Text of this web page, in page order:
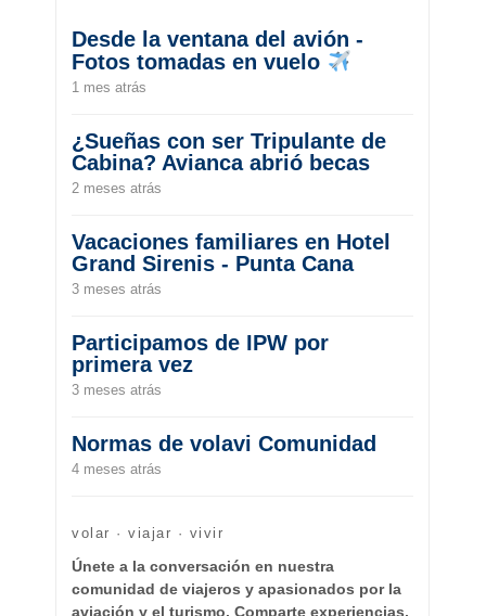
Desde la ventana del avión -
Fotos tomadas en vuelo
1 mes atrás
¿Sueñas con ser Tripulante de
Cabina? Avianca abrió becas
2 meses atrás
Vacaciones familiares en Hotel
Grand Sirenis - Punta Cana
3 meses atrás
Participamos de IPW por
primera vez
3 meses atrás
Normas de volavi Comunidad
4 meses atrás
volar · viajar · vivir
Únete a la conversación en nuestra
comunidad de viajeros y apasionados por la
aviación y el turismo. Comparte experiencias,